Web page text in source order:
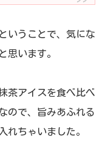
いうことで、気にな
思います。
茶アイスを食べ比べ
ので、旨みあふれる
れちゃいました。